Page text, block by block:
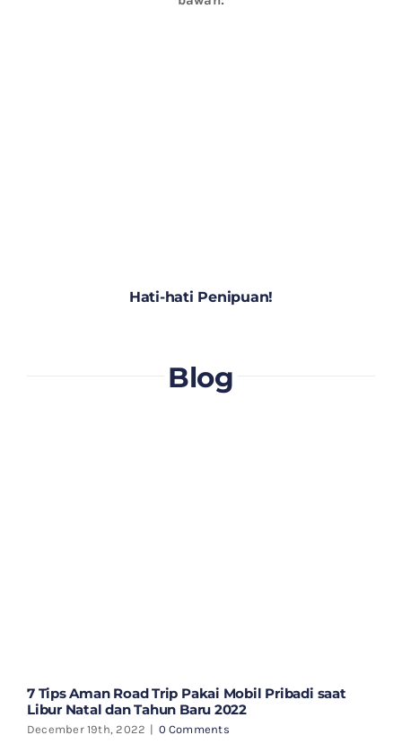
Hati-hati Penipuan!
Blog
7 Tips Aman Road Trip Pakai Mobil Pribadi saat
Libur Natal dan Tahun Baru 2022
December 19th, 2022 | 0 Comments